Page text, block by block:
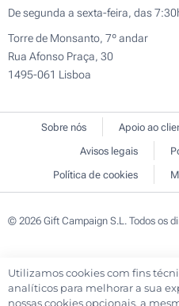
De segunda a sexta-feira, das
Torre de Monsanto, 7º andar
Rua Afonso Praça, 30
1495-061 Lisboa
Sobre nós Apoio ao
Avisos legais
Política de cookies
© 2026 Gift Campaign S.L. Todos os
Utilizamos cookies com fins
analíticos para melhorar a sua
nossas cookies opcionais, a